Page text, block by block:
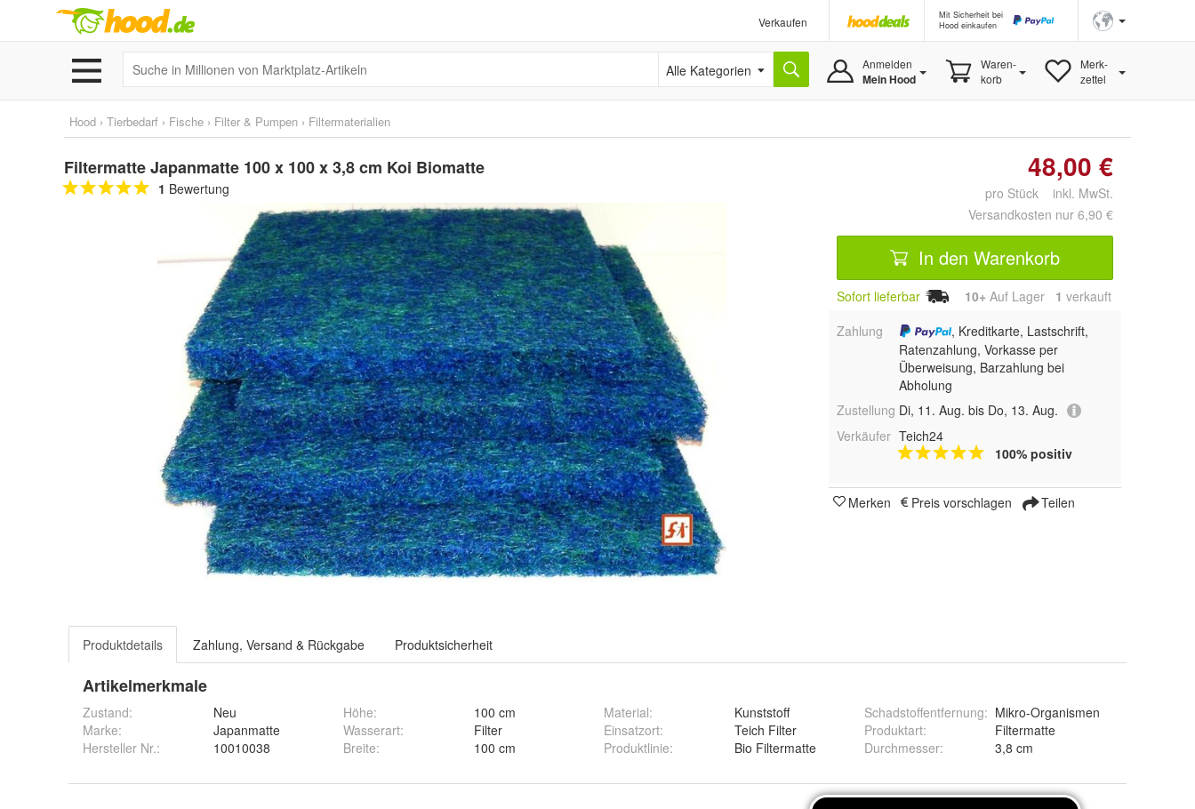
Verkaufen
Mit Sicherheit bei
Hood einkaufen
Alle Kategorien Anmelden
Mein Hood
Waren-
korb
Merk-
zettel
Hood › Tierbedarf › Fische › Filter & Pumpen › Filtermaterialien
Filtermatte Japanmatte 100 x 100 x 3,8 cm Koi Biomatte
1 Bewertung
48,00 €
pro Stück inkl. MwSt.
Versandkosten nur 6,90 €
In den Warenkorb
Sofort lieferbar 10+ Auf Lager 1 verkauft
Zahlung
, Kreditkarte, Lastschrift,
Ratenzahlung, Vorkasse per
Überweisung, Barzahlung bei
Abholung
Zustellung Di, 11. Aug. bis Do, 13. Aug.
Verkäufer Teich24
100% positiv
Merken Preis vorschlagen Teilen
Produktdetails Zahlung, Versand & Rückgabe Produktsicherheit
Artikelmerkmale
Zustand:
Neu
Marke:
Japanmatte
Hersteller Nr.:
10010038
Höhe:
100 cm
Wasserart:
Filter
Breite: 100 cm
Material:
Kunststoff
Einsatzort:
Teich Filter
Produktlinie: Bio Filtermatte
Schadstoffentfernung: Mikro-Organismen
Produktart:
Filtermatte
Durchmesser: 3,8 cm